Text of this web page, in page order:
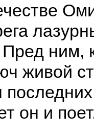
ним,
живой
он и